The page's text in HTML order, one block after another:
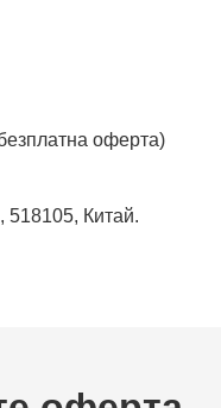
оферта)
518105, Китай.